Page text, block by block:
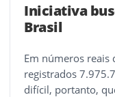
Iniciativa
Brasil
Em números reais
registrados
difícil, portanto,